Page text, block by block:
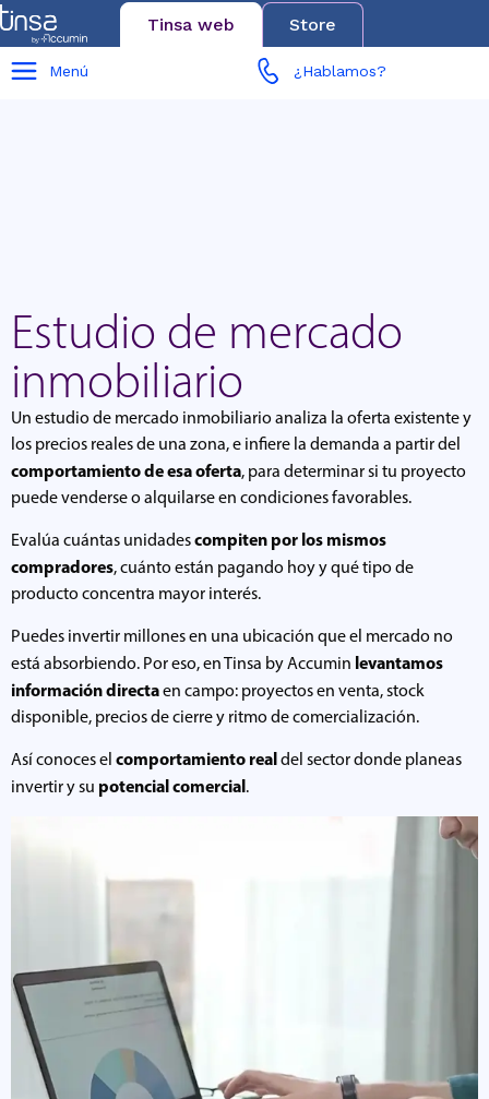
Tinsa web Store
Menú ¿Hablamos?
Estudio de mercado
inmobiliario
Un estudio de mercado inmobiliario analiza la oferta existente y
los precios reales de una zona, e infiere la demanda a partir del
comportamiento de esa oferta, para determinar si tu proyecto
puede venderse o alquilarse en condiciones favorables.
Evalúa cuántas unidadescompiten por los mismos
compradores, cuánto están pagando hoy y qué tipo de
producto concentra mayor interés.
Puedes invertir millones en una ubicación que el mercado no
está absorbiendo. Por eso, en Tinsa by Accumin levantamos
información directaen campo: proyectos en venta, stock
disponible, precios de cierre y ritmo de comercialización.
Así conoces el comportamiento realdel sector donde planeas
invertir y su potencial comercial.